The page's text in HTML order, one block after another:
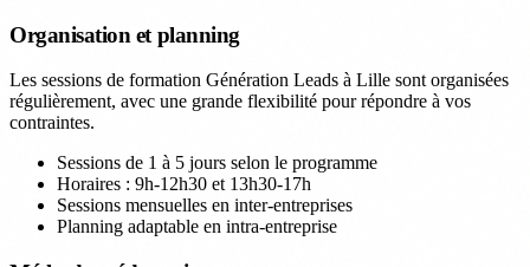
Organisation et planning
Les sessions de formation Génération Leads à Lille sont organisées
régulièrement, avec une grande flexibilité pour répondre à vos
contraintes.
Sessions de 1 à 5 jours selon le programme
Horaires : 9h-12h30 et 13h30-17h
Sessions mensuelles en inter-entreprises
Planning adaptable en intra-entreprise